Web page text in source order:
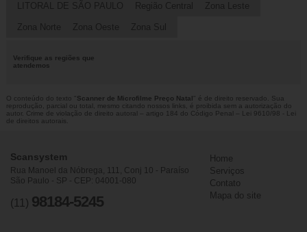
LITORAL DE SÃO PAULO Região Central Zona Leste
Zona Norte Zona Oeste Zona Sul
Verifique as regiões que
atendemos
O conteúdo do texto " Scanner de Microfilme Preço Natal " é de direito reservado. Sua
reprodução, parcial ou total, mesmo citando nossos links, é proibida sem a autorização do
autor. Crime de violação de direito autoral – artigo 184 do Código Penal –
Lei 9610/98 - Lei
de direitos autorais
Scansystem
Rua Manoel da Nóbrega, 111, Conj 10 - Paraíso
São Paulo - SP - CEP: 04001-080
(11) 98184-5245
Home
Serviços
Contato
Mapa do site